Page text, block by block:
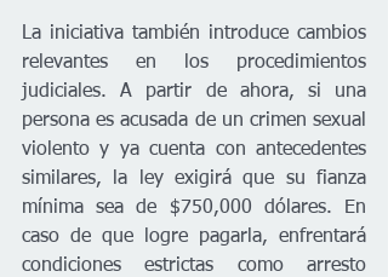
La iniciativa también introduce cambios
relevantes en los procedimientos
judiciales. A partir de ahora, si una
persona es acusada de un crimen sexual
violento y ya cuenta con antecedentes
similares, la ley exigirá que su fianza
mínima sea de $750,000 dólares. En
caso de que logre pagarla, enfrentará
condiciones estrictas como arresto